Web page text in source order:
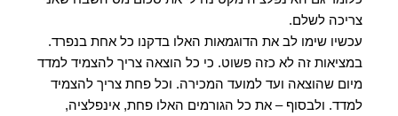
צריכה לשלם.
עכשיו שימו לב את הדוגמאות האלו בדקנו כל אחת בנפרד.
במציאות זה לא כזה פשוט. כי כל הוצאה צריך להצמיד למדד
מיום שהוצאה ועד למועד המכירה. וכל פחת צריך להצמיד
למדד. ולבסוף – את כל הגורמים האלו פחת, אינפלציה,